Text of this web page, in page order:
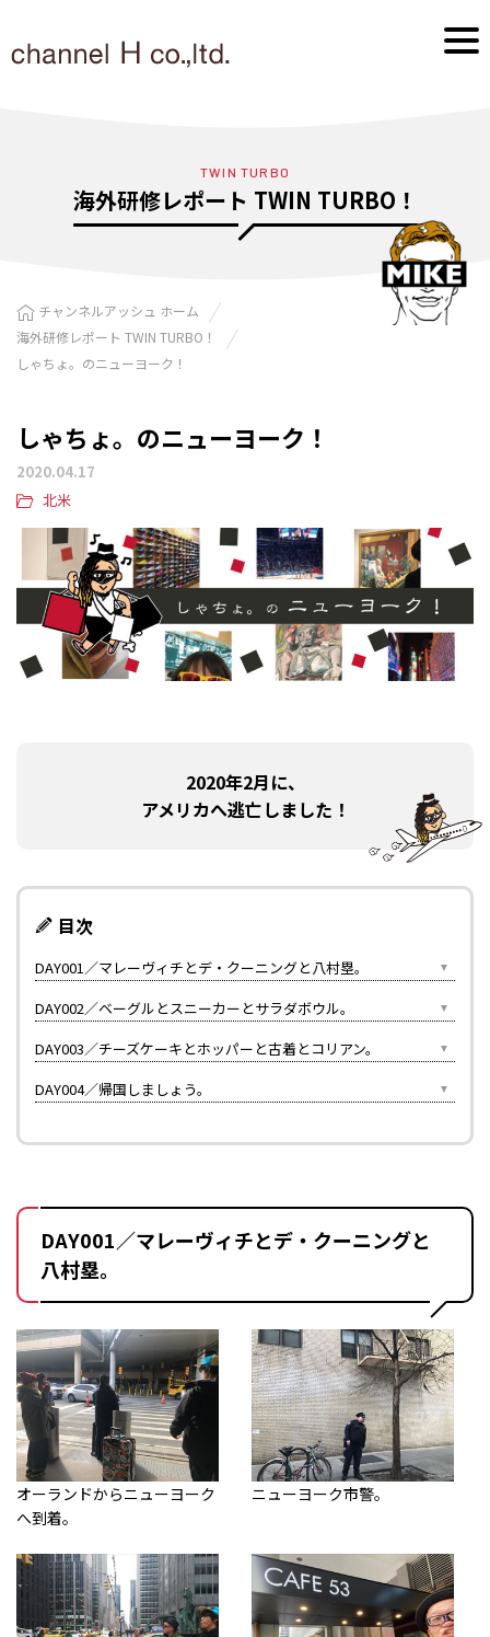
TWIN TURBO
海外研修レポート TWIN TURBO！
チャンネルアッシュ ホーム
海外研修レポート TWIN TURBO！
しゃちょ。のニューヨーク！
しゃちょ。のニューヨーク！
2020.04.17
北米
2020年2月に、
アメリカへ逃亡しました！
目次
DAY001／マレーヴィチとデ・クーニングと八村塁。
DAY002／ベーグルとスニーカーとサラダボウル。
DAY003／チーズケーキとホッパーと古着とコリアン。
DAY004／帰国しましょう。
DAY001／マレーヴィチとデ・クーニングと
八村塁。
オーランドからニューヨーク
へ到着。
ニューヨーク市警。